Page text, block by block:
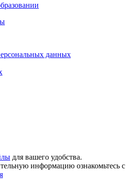
данных
для вашего удобства.
информацию ознакомьтесь с